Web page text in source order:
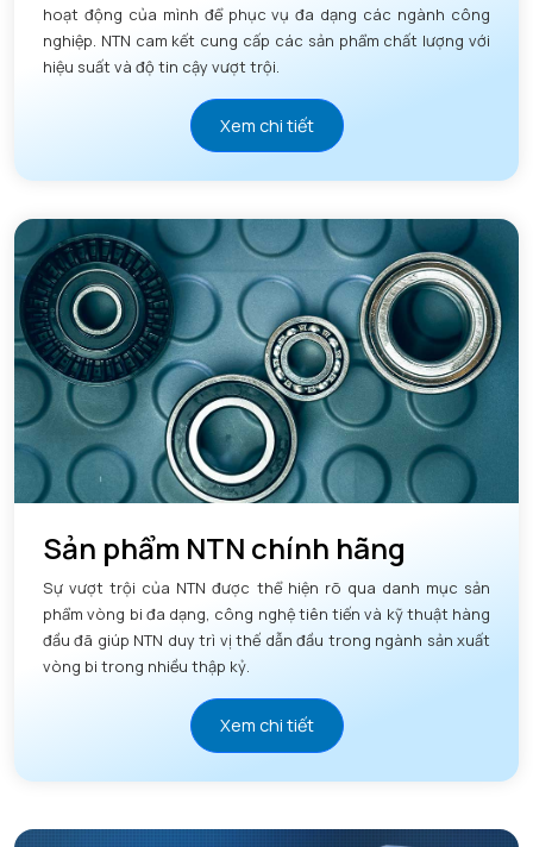
hoạt động của mình để phục vụ đa dạng các ngành công
nghiệp. NTN cam kết cung cấp các sản phẩm chất lượng với
hiệu suất và độ tin cậy vượt trội.
Xem chi tiết
Sản phẩm NTN chính hãng
Sự vượt trội của NTN được thể hiện rõ qua danh mục sản
phẩm vòng bi đa dạng, công nghệ tiên tiến và kỹ thuật hàng
đầu đã giúp NTN duy trì vị thế dẫn đầu trong ngành sản xuất
vòng bi trong nhiều thập kỷ.
Xem chi tiết